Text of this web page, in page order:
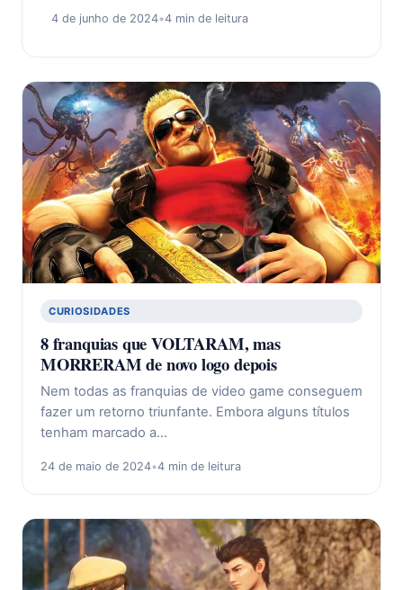
4 de junho de 2024•4 min de leitura
CURIOSIDADES
8 franquias que VOLTARAM, mas
MORRERAM de novo logo depois
Nem todas as franquias de video game conseguem
fazer um retorno triunfante. Embora alguns títulos
tenham marcado a…
24 de maio de 2024•4 min de leitura